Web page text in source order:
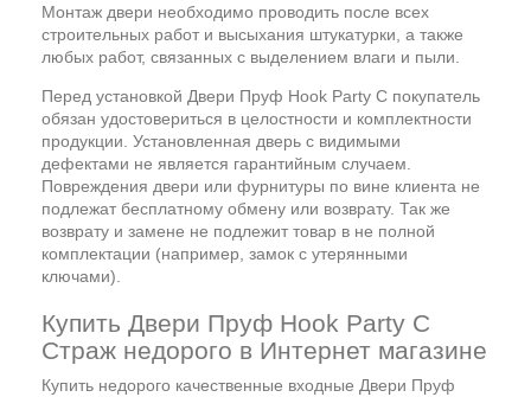
Монтаж двери необходимо проводить после всех
строительных работ и высыхания штукатурки, а также
любых работ, связанных с выделением влаги и пыли.
Перед установкой Двери Пруф Hook Party C покупатель
обязан удостовериться в целостности и комплектности
продукции. Установленная дверь с видимыми
дефектами не является гарантийным случаем.
Повреждения двери или фурнитуры по вине клиента не
подлежат бесплатному обмену или возврату. Так же
возврату и замене не подлежит товар в не полной
комплектации (например, замок с утерянными
ключами).
Купить Двери Пруф Hook Party C
Страж недорого в Интернет магазине
Купить недорого качественные входные Двери Пруф